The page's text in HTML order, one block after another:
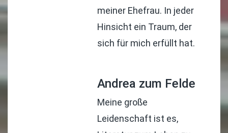
meiner Ehefrau. In jeder
Hinsicht ein Traum, der
sich für mich erfüllt hat.
Andrea zum Felde
Meine große
Leidenschaft ist es,